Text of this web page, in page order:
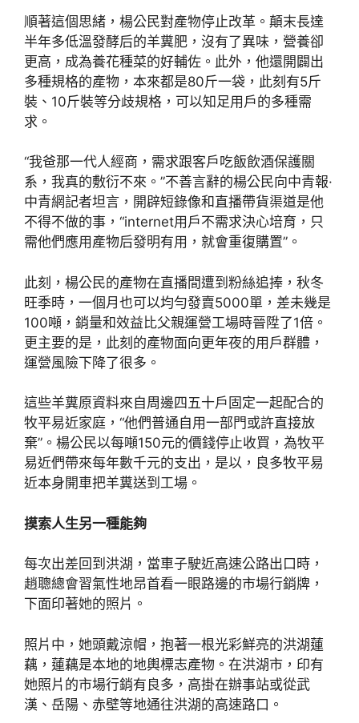
順著這個思緒，楊公民對產物停止改革。顛末長達
半年多低溫發酵后的羊糞肥，沒有了異味，營養卻
更高，成為養花種菜的好輔佐。此外，他還開闢出
多種規格的產物，本來都是80斤一袋，此刻有5斤
裝、10斤裝等分歧規格，可以知足用戶的多種需
求。
“我爸那一代人經商，需求跟客戶吃飯飲酒保護關
系，我真的敷衍不來。”不善言辭的楊公民向中青報·
中青網記者坦言，開辟短錄像和直播帶貨渠道是他
不得不做的事，“internet用戶不需求決心培育，只
需他們應用產物后發明有用，就會重復購置”。
此刻，楊公民的產物在直播間遭到粉絲追捧，秋冬
旺季時，一個月也可以均勻發賣5000單，差未幾是
100噸，銷量和效益比父親運營工場時晉陞了1倍。
更主要的是，此刻的產物面向更年夜的用戶群體，
運營風險下降了很多。
這些羊糞原資料來自周邊四五十戶固定一起配合的
牧平易近家庭，“他們普通自用一部門或許直接放
棄”。楊公民以每噸150元的價錢停止收買，為牧平
易近們帶來每年數千元的支出，是以，良多牧平易
近本身開車把羊糞送到工場。
摸索人生另一種能夠
每次出差回到洪湖，當車子駛近高速公路出口時，
趙聰總會習氣性地昂首看一眼路邊的市場行銷牌，
下面印著她的照片。
照片中，她頭戴涼帽，抱著一根光彩鮮亮的洪湖蓮
藕，蓮藕是本地的地輿標志產物。在洪湖市，印有
她照片的市場行銷有良多，高掛在辦事站或從武
漢、岳陽、赤壁等地通往洪湖的高速路口。